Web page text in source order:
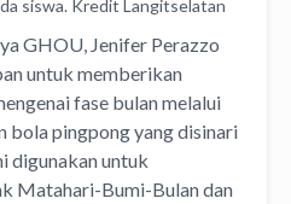
siswa. Kredit Langitselatan
GHOU, Jenifer Perazzo
untuk memberikan
fase bulan melalui
bola pingpong yang disinari
digunakan untuk
Matahari-Bumi-Bulan dan